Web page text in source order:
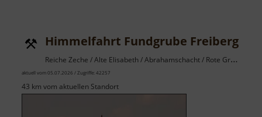
Himmelfahrt Fundgrube Freiberg
Reiche Zeche / Alte Elisabeth / Abrahamschacht / Rote Grube / Osterzgebirge
aktuell vom 05.07.2026 / Zugriffe: 42257
43 km vom aktuellen Standort